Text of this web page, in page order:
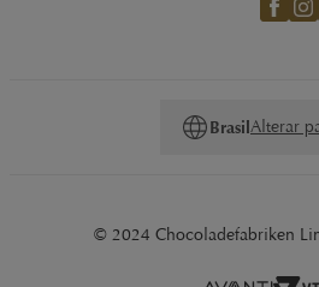
BrasilAlterar
© 2024 Chocoladefabriken